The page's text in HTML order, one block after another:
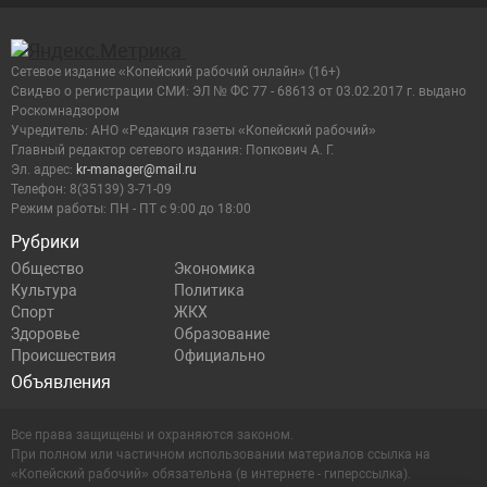
Рубрики
Общество
Экономика
Культура
Политика
Спорт
ЖКХ
Здоровье
Образование
Происшествия
Официально
Объявления
Сетевое издание «Копейский рабочий онлайн» (16+)
Cвид-во о регистрации СМИ: ЭЛ № ФС 77 - 68613 от 03.02.2017 г. выдано
Роскомнадзором
Учредитель: АНО «Редакция газеты «Копейский рабочий»
Главный редактор сетевого издания: Попкович А. Г.
Эл. адрес: kr-manager@mail.ru
Телефон: 8(35139) 3-71-09
Режим работы: ПН - ПТ с 9:00 до 18:00
Все права защищены и охраняются законом.
При полном или частичном использовании материалов ссылка на
«Копейский рабочий» обязательна (в интернете - гиперссылка).